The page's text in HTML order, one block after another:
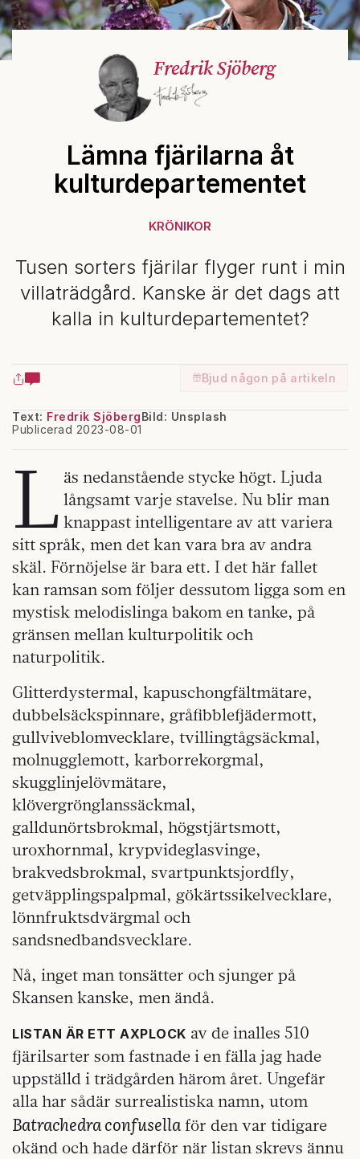
Fredrik Sjöberg
Lämna fjärilarna åt
kulturdepartementet
KRÖNIKOR
Tusen sorters fjärilar flyger runt i min
villaträdgård. Kanske är det dags att
kalla in kulturdepartementet?
Bjud någon på artikeln
Text: Fredrik Sjöberg
Publicerad 2023-08-01
Bild: Unsplash
L äs nedanstående stycke högt. Ljuda
långsamt varje stavelse. Nu blir man
knappast intelligentare av att variera
sitt språk, men det kan vara bra av andra
skäl. Förnöjelse är bara ett. I det här fallet
kan ramsan som följer dessutom ligga som en
mystisk melodislinga bakom en tanke, på
gränsen mellan kulturpolitik och
naturpolitik.
Glitterdystermal, kapuschongfältmätare,
dubbelsäckspinnare, gråfibblefjädermott,
gullviveblomvecklare, tvillingtågsäckmal,
molnugglemott, karborrekorgmal,
skugglinjelövmätare,
klövergrönglanssäckmal,
galldunörtsbrokmal, högstjärtsmott,
uroxhornmal, krypvideglasvinge,
brakvedsbrokmal, svartpunktsjordfly,
getväpplingspalpmal, gökärtssikelvecklare,
lönnfruktsdvärgmal och
sandsnedbandsvecklare.
Nå, inget man tonsätter och sjunger på
Skansen kanske, men ändå.
LISTAN ÄR ETT AXPLOCK av de inalles 510
fjärilsarter som fastnade i en fälla jag hade
uppställd i trädgården härom året. Ungefär
alla har sådär surrealistiska namn, utom
Batrachedra confusella för den var tidigare
okänd och hade därför när listan skrevs ännu